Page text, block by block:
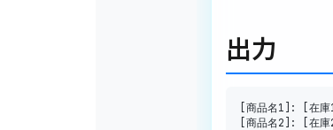
出力
商品名 1 : 在庫1
商品名 2 : 在庫